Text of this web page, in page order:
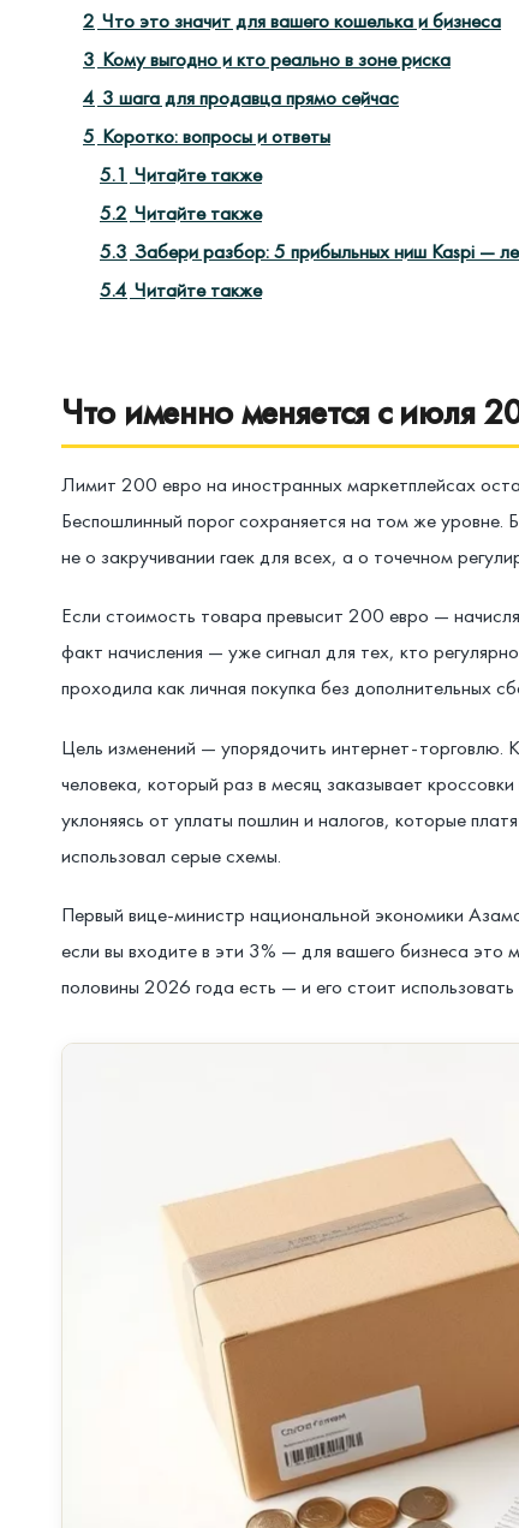
2 Что это значит для вашего кошелька и бизнеса
3 Кому выгодно и кто реально в зоне риска
4 3 шага для продавца прямо сейчас
5 Коротко: вопросы и ответы
5.1 Читайте также
5.2 Читайте также
5.3 Забери разбор: 5 прибыльных ниш Kaspi —
5.4 Читайте также
Что именно меняется с июля
Лимит 200 евро на иностранных маркетплейсах
Беспошлинный порог сохраняется на том же уровне.
не о закручивании гаек для всех, а о точечном
Если стоимость товара превысит 200 евро —
факт начисления — уже сигнал для тех, кто
проходила как личная покупка без дополнительных
Цель изменений — упорядочить интернет-торговлю.
человека, который раз в месяц заказывает
уклоняясь от уплаты пошлин и налогов, которые
использовал серые схемы.
Первый вице-министр национальной экономики
если вы входите в эти 3% — для вашего бизнеса это
половины 2026 года есть — и его стоит